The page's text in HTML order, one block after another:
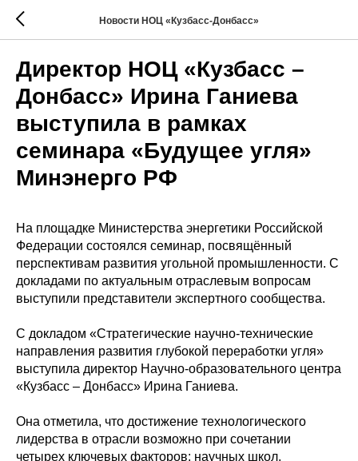
Новости НОЦ «Кузбасс-Донбасс»
Директор НОЦ «Кузбасс –
Донбасс» Ирина Ганиева
выступила в рамках
семинара «Будущее угля»
Минэнерго РФ
На площадке Министерства энергетики Российской
Федерации состоялся семинар, посвящённый
перспективам развития угольной промышленности. С
докладами по актуальным отраслевым вопросам
выступили представители экспертного сообщества.
С докладом «Стратегические научно-технические
направления развития глубокой переработки угля»
выступила директор Научно-образовательного центра
«Кузбасс – Донбасс» Ирина Ганиева.
Она отметила, что достижение технологического
лидерства в отрасли возможно при сочетании
четырех ключевых факторов: научных школ,